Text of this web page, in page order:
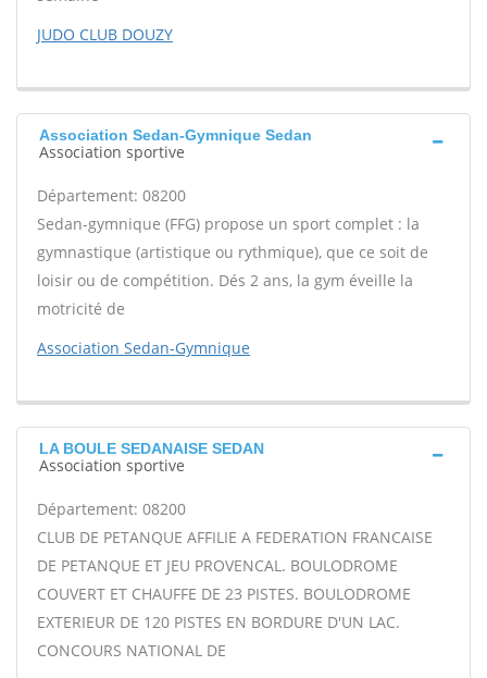
JUDO CLUB DOUZY
Association Sedan-Gymnique Sedan
Association sportive
Département: 08200
Sedan-gymnique (FFG) propose un sport complet : la
gymnastique (artistique ou rythmique), que ce soit de
loisir ou de compétition. Dés 2 ans, la gym éveille la
motricité de
Association Sedan-Gymnique
LA BOULE SEDANAISE SEDAN
Association sportive
Département: 08200
CLUB DE PETANQUE AFFILIE A FEDERATION FRANCAISE
DE PETANQUE ET JEU PROVENCAL. BOULODROME
COUVERT ET CHAUFFE DE 23 PISTES. BOULODROME
EXTERIEUR DE 120 PISTES EN BORDURE D'UN LAC.
CONCOURS NATIONAL DE